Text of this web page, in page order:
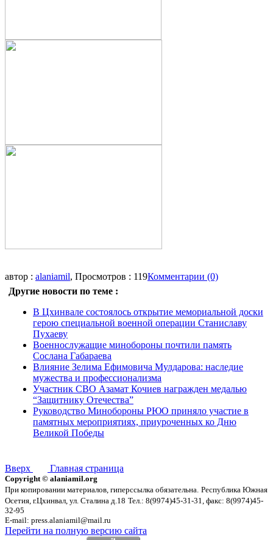
автор : alaniamil, Просмотров : 119Комментарии (0)
Другие новости по теме :
В Цхинвале состоялось открытие мемориальной доски
герою специальной военной операции Станиславу
Пухаеву
Военнослужащие минобороны почтили память
Сослана Габараева
Влияние Зелима Ефимовича Мулдарова: наследие
мужества и профессионализма
Участник СВО Азамат Кочиев награжден медалью
“Защитнику Отечества”
Руководство Минобороны РЮО приняло участие в
памятных мероприятиях, приуроченных ко Дню
Великой Победы
Вверх Главная страница
Copyright © alaniamil.org
При копировании материалов, гиперссылка обязательна. Республика Южная
Осетия, г.Цхинвал, ул. Сталина д.18 Тел.: 8(9974)45-31-31, факс: 8(9974)45-
32-95
E-mail: press.alaniamil@mail.ru
Перейти на полную версию сайта